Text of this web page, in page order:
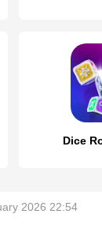
Dice
2026 22:54